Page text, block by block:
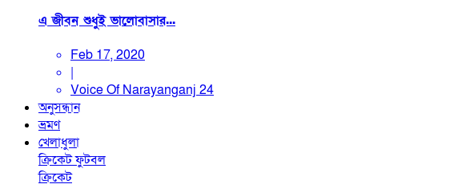
এ জীবন শুধুই ভালোবাসার...
Feb 17, 2020
|
Voice Of Narayanganj 24
অনুসন্ধান
ভ্রমণ
খেলাধুলা
ক্রিকেটফুটবল
ক্রিকেট